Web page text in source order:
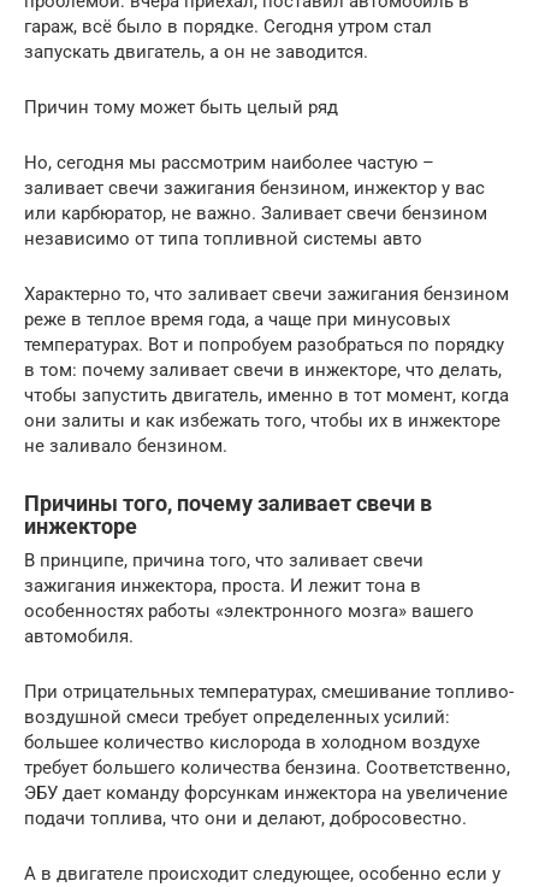
гараж, всё было в порядке. Сегодня утром стал
запускать двигатель, а он не заводится.
Причин тому может быть целый ряд
Но, сегодня мы рассмотрим наиболее частую –
заливает свечи зажигания бензином, инжектор у вас
или карбюратор, не важно. Заливает свечи бензином
независимо от типа топливной системы авто
Характерно то, что заливает свечи зажигания бензином
реже в теплое время года, а чаще при минусовых
температурах. Вот и попробуем разобраться по порядку
в том: почему заливает свечи в инжекторе, что делать,
чтобы запустить двигатель, именно в тот момент, когда
они залиты и как избежать того, чтобы их в инжекторе
не заливало бензином.
Причины того, почему заливает свечи в
инжекторе
В принципе, причина того, что заливает свечи
зажигания инжектора, проста. И лежит тона в
особенностях работы «электронного мозга» вашего
автомобиля.
При отрицательных температурах, смешивание топливо-
воздушной смеси требует определенных усилий:
большее количество кислорода в холодном воздухе
требует большего количества бензина. Соответственно,
ЭБУ дает команду форсункам инжектора на увеличение
подачи топлива, что они и делают, добросовестно.
А в двигателе происходит следующее, особенно если у